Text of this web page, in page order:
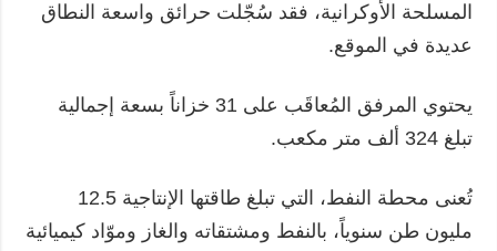
المسلحة الأوكرانية، فقد سُجّلت حرائق واسعة النطاق
عديدة في الموقع.
يحتوي المرفق المُعاقَب على 31 خزاناً بسعة إجمالية
تبلغ 324 ألف متر مكعب.
تُعنى محطة النفط، التي تبلغ طاقتها الإنتاجية 12.5
مليون طن سنوياً، بالنفط ومشتقاته والغاز وموّاد كيميائية